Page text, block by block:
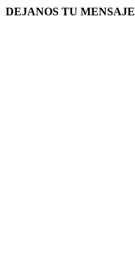
DEJANOS TU MENSAJE